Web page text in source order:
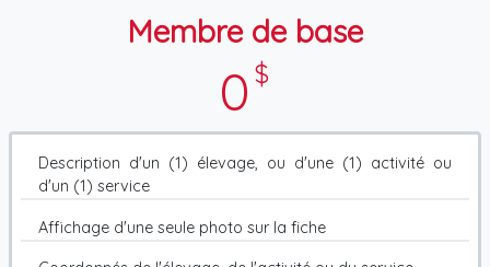
Membre de base
0 $
Description d'un (1) élevage, ou d'une (1) activité ou
d'un (1) service
Affichage d'une seule photo sur la fiche